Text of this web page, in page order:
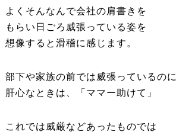
よくそんなんで会社の肩書きを
もらい日ごろ威張っている姿を
想像すると滑稽に感じます。
部下や家族の前では威張っているのに
肝心なときは、「ママー助けて」
これでは威厳などあったものでは